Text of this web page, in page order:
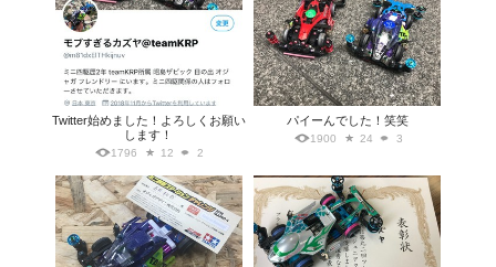
Twitter始めました！よろしくお願い
します！
1796 12 2
パイーんでした！笑笑
1900 24 3